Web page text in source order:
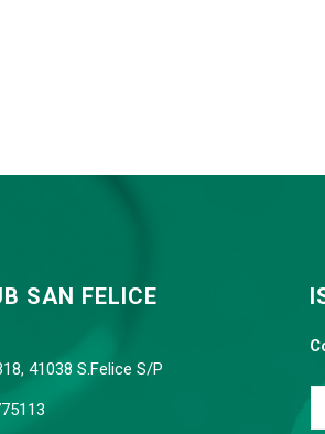
SAN FELICE
41038 S.Felice S/P